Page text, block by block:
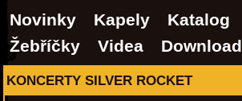
Novinky Kapely Katalog
Žebříčky
Videa Download
KONCERTY SILVER ROCKET